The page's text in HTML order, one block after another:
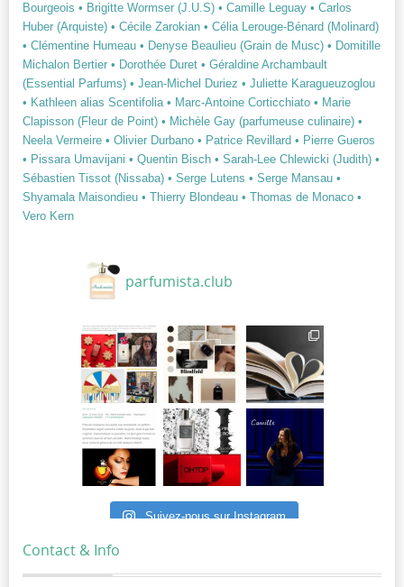
Bourgeois • Brigitte Wormser (J.U.S) • Camille Leguay • Carlos
Huber (Arquiste) • Cécile Zarokian • Célia Lerouge-Bénard (Molinard)
• Clémentine Humeau • Denyse Beaulieu (Grain de Musc) • Domitille
Michalon Bertier • Dorothée Duret • Géraldine Archambault
(Essential Parfums) • Jean-Michel Duriez • Juliette Karagueuzoglou
• Kathleen alias Scentifolia • Marc-Antoine Corticchiato • Marie
Clapisson (Fleur de Point) • Michèle Gay (parfumeuse culinaire) •
Neela Vermeire • Olivier Durbano • Patrice Revillard • Pierre Gueros
• Pissara Umavijani • Quentin Bisch • Sarah-Lee Chlewicki (Judith) •
Sébastien Tissot (Nissaba) • Serge Lutens • Serge Mansau •
Shyamala Maisondieu • Thierry Blondeau • Thomas de Monaco •
Vero Kern
parfumista.club
Suivez-nous sur Instagram
Contact & Info